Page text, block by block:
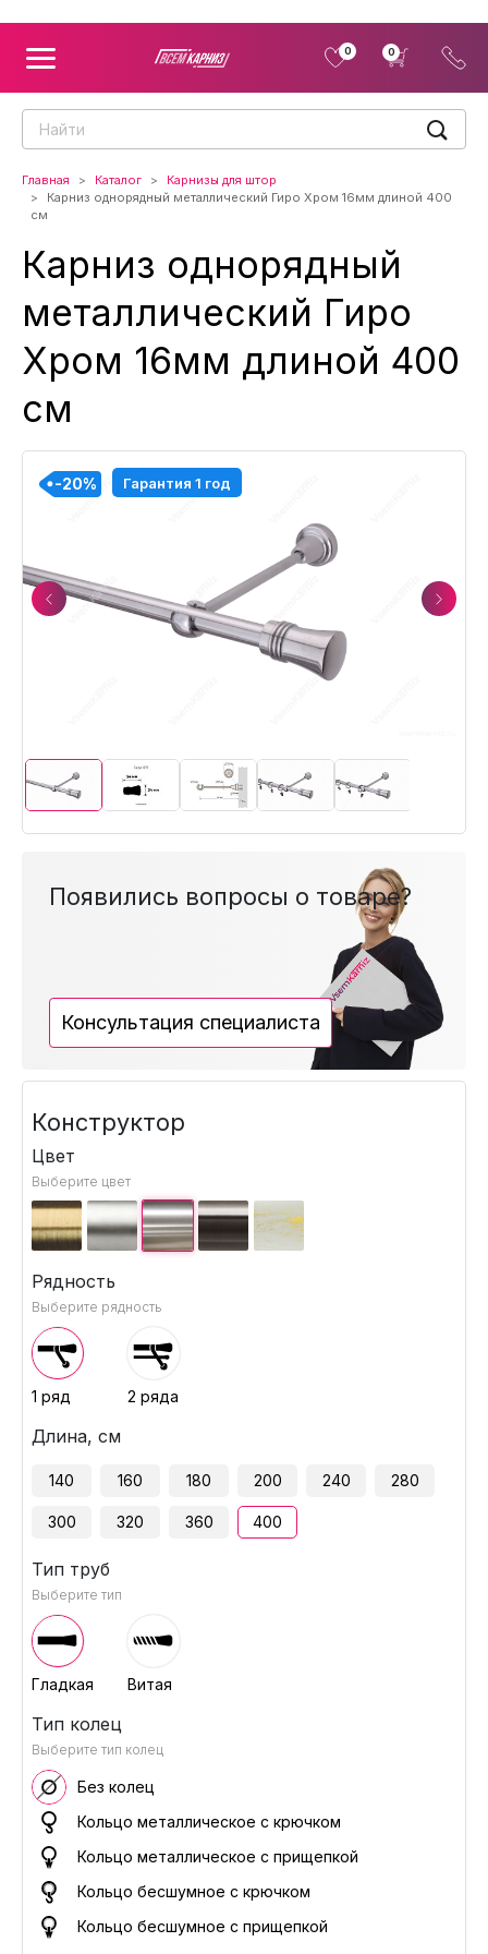
0 0
Главная Каталог
Карнизы для штор
Карниз однорядный металлический Гиро Хром 16мм длиной 400
см
Карниз однорядный
металлический Гиро
Хром 16мм длиной 400
см
Previous
-20% Гарантия 1 год
-20%
-20%
-20%
-20%
-20%
-20%
-20%
-20%
-20%
-20%
-20%
Next
Появились вопросы о товаре?
Консультация специалиста
Конструктор
Цвет
Выберите цвет
Рядность
Выберите рядность
1 ряд 2 ряда
Длина, см
140 160 180 200 240 280
300 320 360 400
Тип труб
Выберите тип
Гладкая Витая
Тип колец
Выберите тип колец
Без колец
Кольцо металлическое с крючком
Кольцо металлическое с прищепкой
Кольцо бесшумное с крючком
Кольцо бесшумное с прищепкой